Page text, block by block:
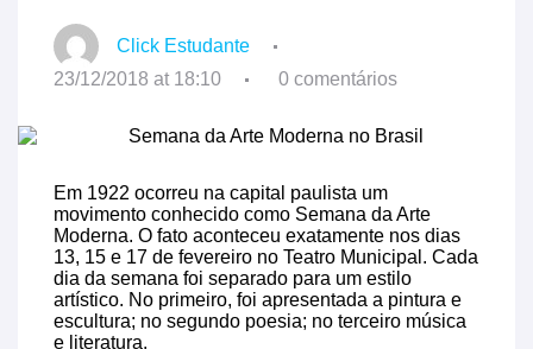
Click Estudante
23/12/2018 at 18:10
0 comentários
Em 1922 ocorreu na capital paulista um
movimento conhecido como Semana da Arte
Moderna. O fato aconteceu exatamente nos dias
13, 15 e 17 de fevereiro no Teatro Municipal. Cada
dia da semana foi separado para um estilo
artístico. No primeiro, foi apresentada a pintura e
escultura; no segundo poesia; no terceiro música
e literatura.